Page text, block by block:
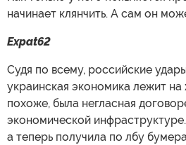
начинает клянчить. А сам он
Expat62
Судя по всему, российские
украинская экономика лежит на
похоже, была негласная
экономической
а теперь получила по лбу